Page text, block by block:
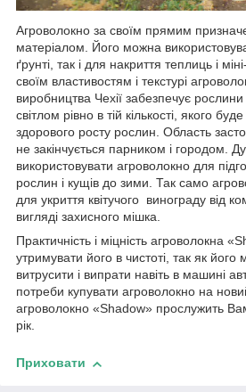
Агроволокно за своїм прямим
матеріалом. Його можна
ґрунті, так і для накриття теплиць і
своїм властивостям і текстурі
виробництва Чехії забезпечує
світлом рівно в тій кількості, якого
здорового росту рослин. Область
не закінчується парником і городом.
використовувати агроволокно для
рослин і кущів до зими. Так само
для укриття квітучого винограду від
вигляді захисного мішка.
Практичність і міцність агроволокна
утримувати його в чистоті, так як його
витрусити і випрати навіть в машині
потреби купувати агроволокно на
агроволокно «Shadow» прослужить
рік.
Приховати